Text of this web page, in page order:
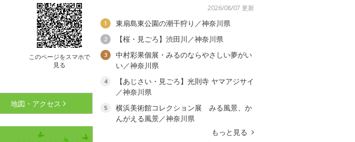
このページをスマホで
見る
地図・アクセス
2026/08/07 更新
1 東扇島東公園の潮干狩り／神奈川県
2 【桜・見ごろ】渋田川／神奈川県
3
中村彩果個展・みるのならやさしい夢がい
い／神奈川県
4
【あじさい・見ごろ】光則寺 ヤマアジサイ
／神奈川県
5
横浜美術館コレクション展 みる風景、か
んがえる風景／神奈川県
もっと見る